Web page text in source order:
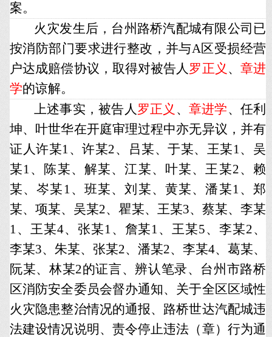
案。
火灾发生后，台州路桥汽配城有限公司已
按消防部门要求进行整改，并与A区受损经营
户达成赔偿协议，取得对被告人罗正义 、 章进
学的谅解。
上述事实，被告人 罗正义 、 章进学、任利
坤、叶世华在开庭审理过程中亦无异议，并有
证人许某1、许某2、吕某、于某、王某1、吴
某1、陈某、解某、江某、叶某、王某2、赖
某、岑某1、班某、刘某、黄某、潘某1、郑
某、项某、吴某2、瞿某、王某3、蔡某、李某
1、王某4、张某1、詹某1、王某5、李某2、
李某3、朱某、张某2、潘某2、李某4、葛某、
阮某、林某2的证言、辨认笔录、台州市路桥
区消防安全委员会督办通知、关于全区区域性
火灾隐患整治情况的通报、路桥世达汽配城违
法建设情况说明、责令停止违法（章）行为通